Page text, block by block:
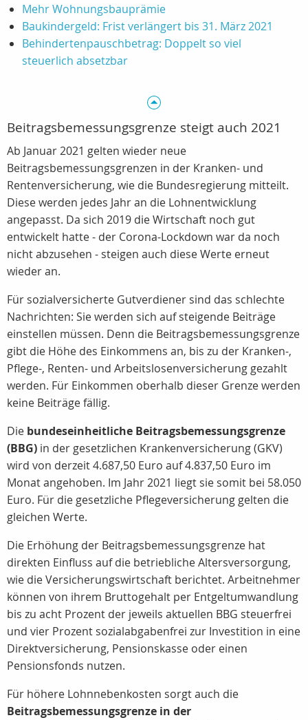
Mehr Wohnungsbauprämie
Baukindergeld: Frist verlängert bis 31. März 2021
Behindertenpauschbetrag: Doppelt so viel
steuerlich absetzbar
Beitragsbemessungsgrenze steigt auch 2021
Ab Januar 2021 gelten wieder neue
Beitragsbemessungsgrenzen in der Kranken- und
Rentenversicherung, wie die Bundesregierung mitteilt.
Diese werden jedes Jahr an die Lohnentwicklung
angepasst. Da sich 2019 die Wirtschaft noch gut
entwickelt hatte - der Corona-Lockdown war da noch
nicht abzusehen - steigen auch diese Werte erneut
wieder an.
Für sozialversicherte Gutverdiener sind das schlechte
Nachrichten: Sie werden sich auf steigende Beiträge
einstellen müssen. Denn die Beitragsbemessungsgrenze
gibt die Höhe des Einkommens an, bis zu der Kranken-,
Pflege-, Renten- und Arbeitslosenversicherung gezahlt
werden. Für Einkommen oberhalb dieser Grenze werden
keine Beiträge fällig.
Die bundeseinheitliche Beitragsbemessungsgrenze
(BBG) in der gesetzlichen Krankenversicherung (GKV)
wird von derzeit 4.687,50 Euro auf 4.837,50 Euro im
Monat angehoben. Im Jahr 2021 liegt sie somit bei 58.050
Euro. Für die gesetzliche Pflegeversicherung gelten die
gleichen Werte.
Die Erhöhung der Beitragsbemessungsgrenze hat
direkten Einfluss auf die betriebliche Altersversorgung,
wie die Versicherungswirtschaft berichtet. Arbeitnehmer
können von ihrem Bruttogehalt per Entgeltumwandlung
bis zu acht Prozent der jeweils aktuellen BBG steuerfrei
und vier Prozent sozialabgabenfrei zur Investition in eine
Direktversicherung, Pensionskasse oder einen
Pensionsfonds nutzen.
Für höhere Lohnnebenkosten sorgt auch die
Beitragsbemessungsgrenze in der